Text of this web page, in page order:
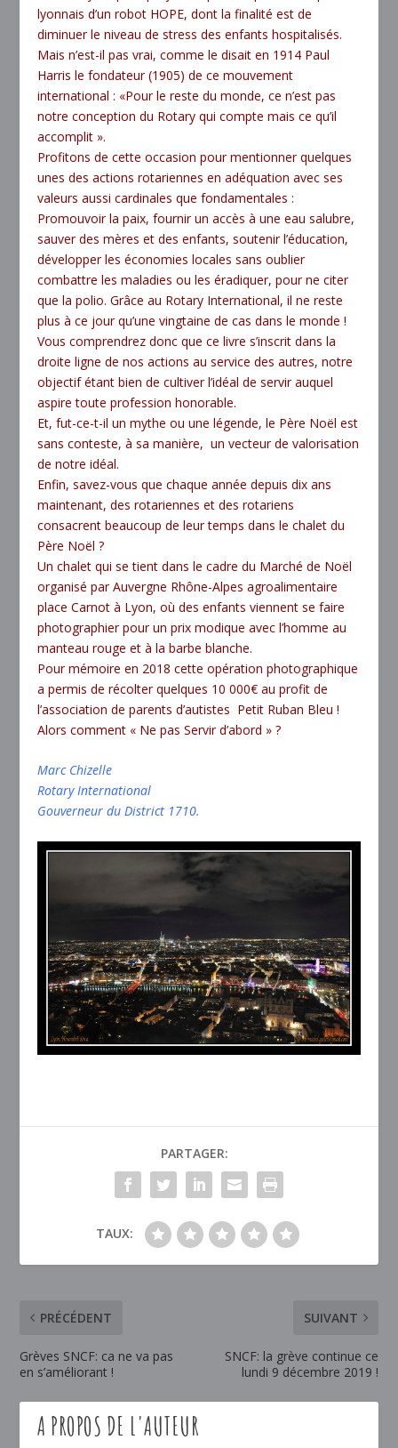
lyonnais d’un robot HOPE, dont la finalité est de
diminuer le niveau de stress des enfants hospitalisés.
Mais n’est-il pas vrai, comme le disait en 1914 Paul
Harris le fondateur (1905) de ce mouvement
international : «Pour le reste du monde, ce n’est pas
notre conception du Rotary qui compte mais ce qu’il
accomplit ».
Profitons de cette occasion pour mentionner quelques
unes des actions rotariennes en adéquation avec ses
valeurs aussi cardinales que fondamentales :
Promouvoir la paix, fournir un accès à une eau salubre,
sauver des mères et des enfants, soutenir l’éducation,
développer les économies locales sans oublier
combattre les maladies ou les éradiquer, pour ne citer
que la polio. Grâce au Rotary International, il ne reste
plus à ce jour qu’une vingtaine de cas dans le monde !
Vous comprendrez donc que ce livre s’inscrit dans la
droite ligne de nos actions au service des autres, notre
objectif étant bien de cultiver l’idéal de servir auquel
aspire toute profession honorable.
Et, fut-ce-t-il un mythe ou une légende, le Père Noël est
sans conteste, à sa manière, un vecteur de valorisation
de notre idéal.
Enfin, savez-vous que chaque année depuis dix ans
maintenant, des rotariennes et des rotariens
consacrent beaucoup de leur temps dans le chalet du
Père Noël ?
Un chalet qui se tient dans le cadre du Marché de Noël
organisé par Auvergne Rhône-Alpes agroalimentaire
place Carnot à Lyon, où des enfants viennent se faire
photographier pour un prix modique avec l’homme au
manteau rouge et à la barbe blanche.
Pour mémoire en 2018 cette opération photographique
a permis de récolter quelques 10 000€ au profit de
l’association de parents d’autistes Petit Ruban Bleu !
Alors comment « Ne pas Servir d’abord » ?
Marc Chizelle
Rotary International
Gouverneur du District 1710.
PARTAGER:
TAUX:
PRÉCÉDENT
Grèves SNCF: ca ne va pas
en s’améliorant !
SUIVANT
SNCF: la grève continue ce
lundi 9 décembre 2019 !
A PROPOS DE L'AUTEUR